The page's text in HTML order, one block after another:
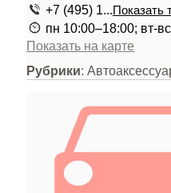
+7 (495) 1...Показать
пн 10:00–18:00; вт-
Показать на карте
Рубрики: